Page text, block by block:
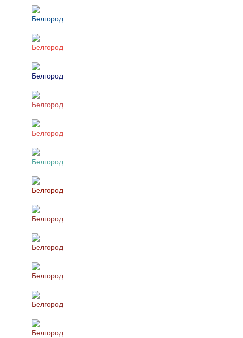
Белгород
Белгород
Белгород
Белгород
Белгород
Белгород
Белгород
Белгород
Белгород
Белгород
Белгород
Белгород